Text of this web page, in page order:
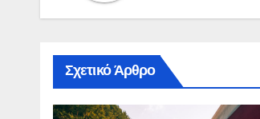
Σχετικό Άρθρο